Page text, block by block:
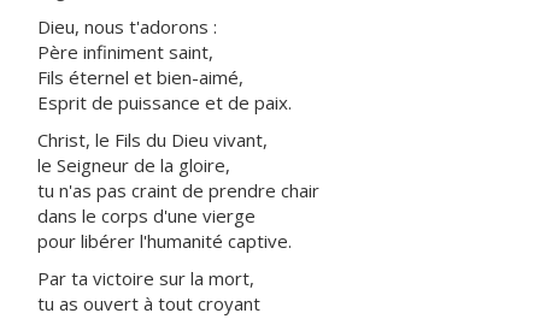
Dieu, nous t'adorons :
Père infiniment saint,
Fils éternel et bien-aimé,
Esprit de puissance et de paix.
Christ, le Fils du Dieu vivant,
le Seigneur de la gloire,
tu n'as pas craint de prendre chair
dans le corps d'une vierge
pour libérer l'humanité captive.
Par ta victoire sur la mort,
tu as ouvert à tout croyant